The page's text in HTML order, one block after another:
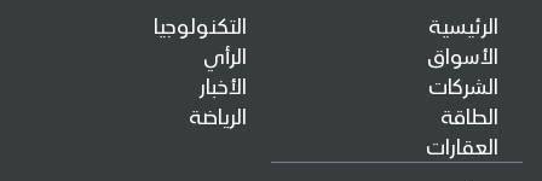
الرئيسية
الأسواق
الشركات
الطاقة
العقارات
التكنولوجيا
الرأي
الأخبار
الرياضة